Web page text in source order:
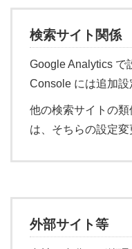
検索サイト関係
Google Analytics で
Console には追加設
他の検索サイトの
は、そちらの設定変
外部サイト等